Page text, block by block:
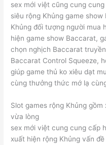
sex mới việt cũng cung
siêu rộng Khủng game
Khủng đối tượng người mua
hiện game show Baccarat,
chọn nghịch Baccarat
Baccarat Control Squeeze,
giúp game thủ ko xiêu dạt
cùng thưởng thức mớ lạ
Slot games rộng Khủng
vừa lòng
sex mới việt cung cung cấp
xuất hiện rộng Khủng vấn